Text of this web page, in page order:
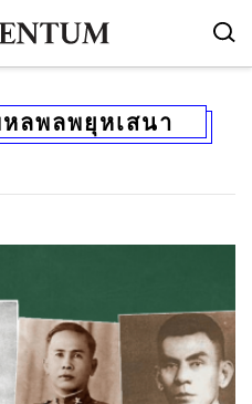
ลพลพยุหเสนา